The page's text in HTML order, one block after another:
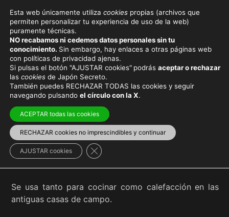
IRORI
Viaja con el mejor seguro y
Irori(いろり, 囲炉裏 o 居炉裏) es un tipo de chimenea
tradicional japonesa.
Se usa tanto para cocinar como calefacción en las
antiguas casas de campo.
Esta web únicamente utiliza cookies propias (archivos que
permiten personalizar tu experiencia de uso de la web)
puramente técnicas.
NO recabamos ni cedemos datos personales sin tu
conocimiento. Sin embargo, hay enlaces a otras páginas web
con políticas de privacidad ajenas.
Si pulsas el botón "AJUSTAR cookies" podrás aceptar o rechazar
las cookies de Japón Secreto.
También puedes RECHAZAR TODAS las cookies y seguir
navegando pulsando el círculo con la X.
ACEPTAR todas las cookies
RECHAZAR cookies no imprescindibles y continuar
AJUSTAR cookies Cerrar el banner de cookies RGPD